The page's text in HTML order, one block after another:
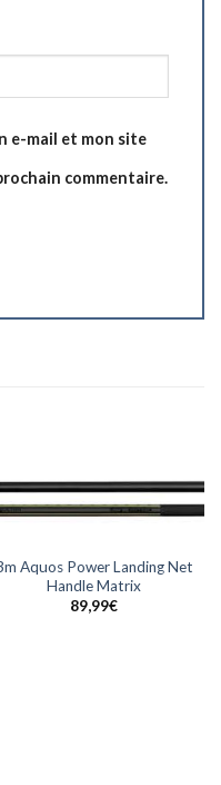
e-mail et mon site
commentaire.
Aquos Power Landing Net
Handle Matrix
89,99€